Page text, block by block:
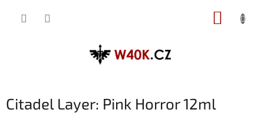
Citadel Layer: Pink Horror 12ml